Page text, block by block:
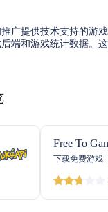
广提供技术支持的游
端和游戏统计数据。
Free To
下载免费游戏